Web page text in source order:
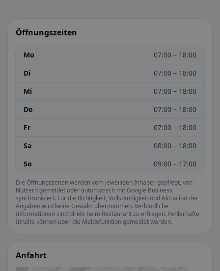
Öffnungszeiten
Mo
07:00 – 18:00
Di
07:00 – 18:00
Mi
07:00 – 18:00
Do
07:00 – 18:00
Fr
07:00 – 18:00
Sa
08:00 – 18:00
So
09:00 – 17:00
Die Öffnungszeiten werden vom jeweiligen Inhaber gepflegt, von
Nutzern gemeldet oder automatisch mit Google Business
synchronisiert. Für die Richtigkeit, Vollständigkeit und Aktualität der
Angaben wird keine Gewähr übernommen. Verbindliche
Informationen sind direkt beim Restaurant zu erfragen. Fehlerhafte
Inhalte können über die Meldefunktion gemeldet werden.
Anfahrt